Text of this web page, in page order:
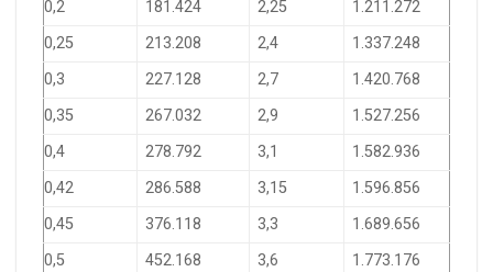
0,2 181.424 2,25
1.211.272
0,25
213.208 2,4
1.337.248
0,3
227.128 2,7
1.420.768
0,35
267.032 2,9
1.527.256
0,4
278.792 3,1
1.582.936
0,42
286.588 3,15
1.596.856
0,45
376.118 3,3
1.689.656
0,5
452.168 3,6
1.773.176